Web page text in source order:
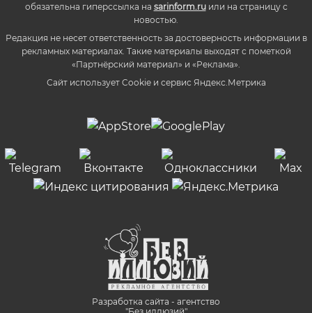
обязательна гиперссылка на sarinform.ruили на страницу с
новостью.
Редакция не несет ответственность за достоверность информации в
рекламных материалах. Такие материалы выходят с пометкой
«Партнёрский материал» и «Реклама».
Сайт использует Cookie и сервиc Яндекс.Метрика
Разработка сайта - агентство